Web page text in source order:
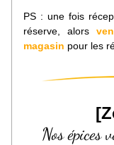
PS : une fois
réserve, alors
magasin pour les
[
Nos épices